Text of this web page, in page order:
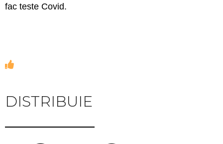
fac teste Covid.
DISTRIBUIE